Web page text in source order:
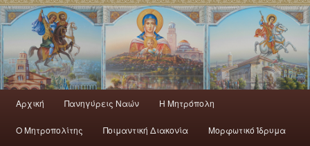
Αρχική Πανηγύρεις Ναών H Mητρόπολη
Ο Mητροπολίτης Ποιμαντική Διακονία Μορφωτικό Ίδρυμα